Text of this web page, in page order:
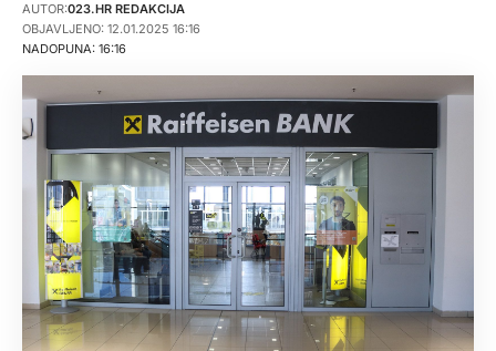
NADOPUNA: 16:16
AUTOR:023.HR REDAKCIJA
OBJAVLJENO: 12.01.2025 16:16